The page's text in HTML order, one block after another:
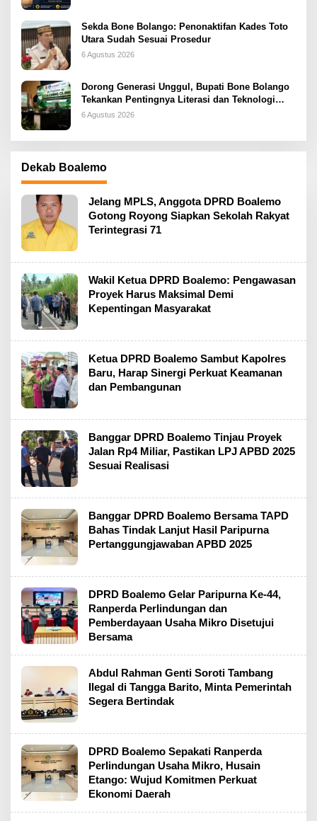
Sekda Bone Bolango: Penonaktifan Kades Toto
Utara Sudah Sesuai Prosedur
6 Agustus 2026
Dorong Generasi Unggul, Bupati Bone Bolango
Tekankan Pentingnya Literasi dan Teknologi
sejak Dini
6 Agustus 2026
Dekab Boalemo
Jelang MPLS, Anggota DPRD Boalemo
Gotong Royong Siapkan Sekolah Rakyat
Terintegrasi 71
Wakil Ketua DPRD Boalemo: Pengawasan
Proyek Harus Maksimal Demi
Kepentingan Masyarakat
Ketua DPRD Boalemo Sambut Kapolres
Baru, Harap Sinergi Perkuat Keamanan
dan Pembangunan
Banggar DPRD Boalemo Tinjau Proyek
Jalan Rp4 Miliar, Pastikan LPJ APBD 2025
Sesuai Realisasi
Banggar DPRD Boalemo Bersama TAPD
Bahas Tindak Lanjut Hasil Paripurna
Pertanggungjawaban APBD 2025
DPRD Boalemo Gelar Paripurna Ke-44,
Ranperda Perlindungan dan
Pemberdayaan Usaha Mikro Disetujui
Bersama
Abdul Rahman Genti Soroti Tambang
Ilegal di Tangga Barito, Minta Pemerintah
Segera Bertindak
DPRD Boalemo Sepakati Ranperda
Perlindungan Usaha Mikro, Husain
Etango: Wujud Komitmen Perkuat
Ekonomi Daerah